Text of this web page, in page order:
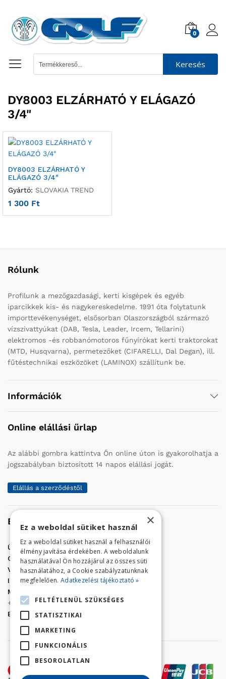
0
Keresés
DY8003 ELZÁRHATÓ Y ELÁGAZÓ
3/4"
DY8003 ELZÁRHATÓ Y
ELÁGAZÓ 3/4″
Gyártó: SLOVAKIA TREND
1 300 Ft
Rólunk
Profilunk a mezőgazdasági, kerti kisgépek és egyéb
iparcikkek kis- és nagykereskedelme. 1991 óta folytatunk
importtevékenységet, elsősorban Olaszországból származó
vízszivattyúkat (DAB, Tesla, Leader, Ircem, Tellarini)
elektromos -és robbanómotoros fűnyírókat kerti traktorokat
(MTD, Husqvarna), permetezőket (CIFARELLI, Dal Degan), ill.
fűtéstechnikai eszközöket (LAMINOX) szállítunk be.
Információk
Online elállási űrlap
Az alábbi gombra kattintva Ön online úton is gyakorolhatja a
jogszabályban biztosított 14 napos elállási jogát.
Elállás a szerződéstől
Elérhetőség
Üzletünk címe:
Szolnok, Vércse út 17.
Golf Center Áruház:06 (56) 423-324
VÁR-Kert Áruház: 06 (56) 429-771
Iroda:06 (56) 421-857
Megrendelés, termék információ:
+36 (70) 938-3356
E-mail:
golfaruhaz@gmail.com
×
Ez a weboldal sütiket használ
Ez a weboldal sütiket használ a felhasználói
élmény javítása érdekében. A weboldalunk
használatával Ön hozzájárul az összes süti
használatához, a Cookie szabályzatunknak
megfelelően. Adatkezelési tájékoztató »
FELTÉTLENÜL SZÜKSÉGES
STATISZTIKAI
MARKETING
FUNKCIONÁLIS
BESOROLATLAN